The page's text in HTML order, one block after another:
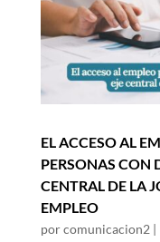
EL ACCESO AL
PERSONAS CON
CENTRAL DE LA
EMPLEO
porcomunicacion2 |